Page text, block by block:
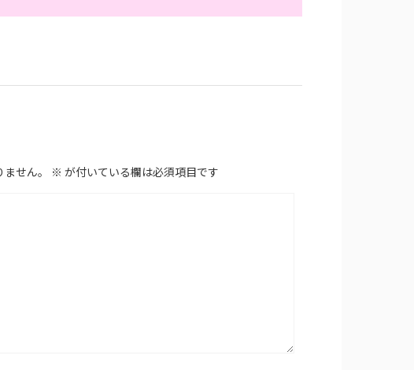
せん。 ※ が付いている欄は必須項目です